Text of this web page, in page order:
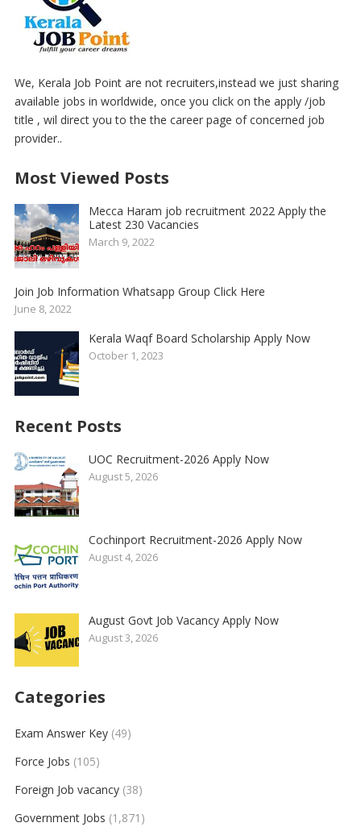
We, Kerala Job Point are not recruiters,instead we just sharing
available jobs in worldwide, once you click on the apply /job
title , wil direct you to the the career page of concerned job
provider..
Most Viewed Posts
Mecca Haram job recruitment 2022 Apply the
Latest 230 Vacancies
March 9, 2022
Join Job Information Whatsapp Group Click Here
June 8, 2022
Kerala Waqf Board Scholarship Apply Now
October 1, 2023
Recent Posts
UOC Recruitment-2026 Apply Now
August 5, 2026
Cochinport Recruitment-2026 Apply Now
August 4, 2026
August Govt Job Vacancy Apply Now
August 3, 2026
Categories
Exam Answer Key(49)
Force Jobs (105)
Foreign Job vacancy(38)
Government Jobs (1,871)